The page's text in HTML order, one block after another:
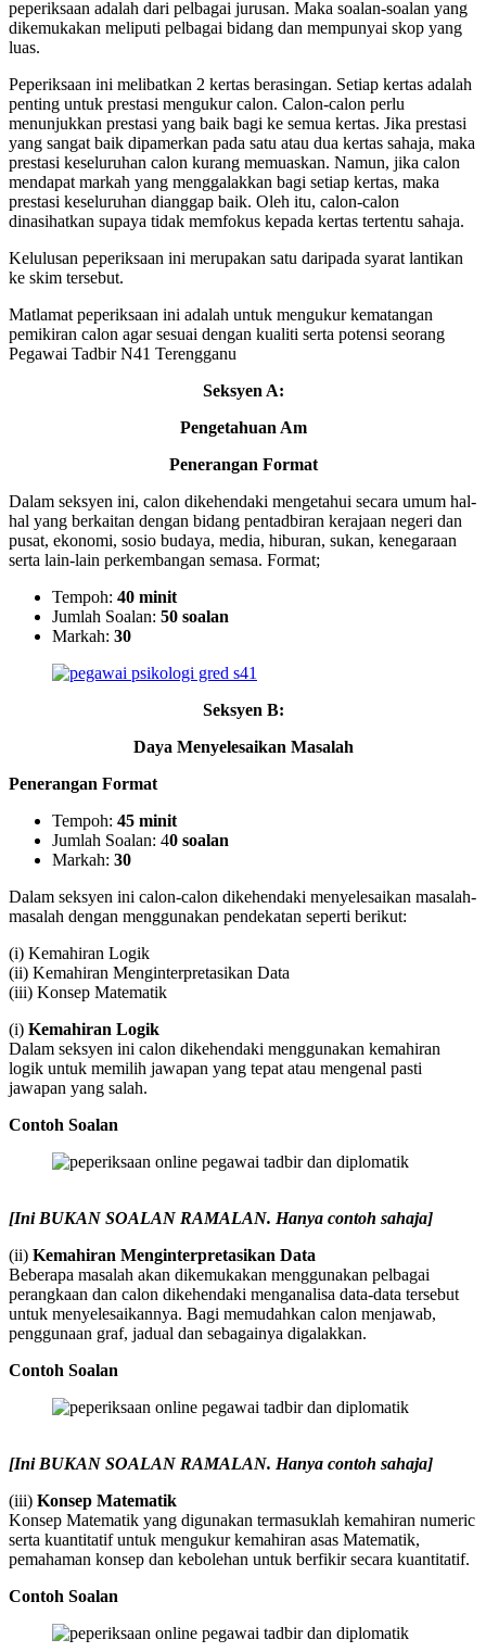
peperiksaan adalah dari pelbagai jurusan. Maka soalan-soalan yang
dikemukakan meliputi pelbagai bidang dan mempunyai skop yang
luas.
Peperiksaan ini melibatkan 2 kertas berasingan. Setiap kertas adalah
penting untuk prestasi mengukur calon. Calon-calon perlu
menunjukkan prestasi yang baik bagi ke semua kertas. Jika prestasi
yang sangat baik dipamerkan pada satu atau dua kertas sahaja, maka
prestasi keseluruhan calon kurang memuaskan. Namun, jika calon
mendapat markah yang menggalakkan bagi setiap kertas, maka
prestasi keseluruhan dianggap baik. Oleh itu, calon-calon
dinasihatkan supaya tidak memfokus kepada kertas tertentu sahaja.
Kelulusan peperiksaan ini merupakan satu daripada syarat lantikan
ke skim tersebut.
Matlamat peperiksaan ini adalah untuk mengukur kematangan
pemikiran calon agar sesuai dengan kualiti serta potensi seorang
Pegawai Tadbir N41 Terengganu
Seksyen A:
Pengetahuan Am
Penerangan Format
Dalam seksyen ini, calon dikehendaki mengetahui secara umum hal-
hal yang berkaitan dengan bidang pentadbiran kerajaan negeri dan
pusat, ekonomi, sosio budaya, media, hiburan, sukan, kenegaraan
serta lain-lain perkembangan semasa. Format;
Tempoh: 40 minit
Jumlah Soalan: 50 soalan
Markah: 30
Seksyen B:
Daya Menyelesaikan Masalah
Penerangan Format
Tempoh: 45 minit
Jumlah Soalan: 40 soalan
Markah: 30
Dalam seksyen ini calon-calon dikehendaki menyelesaikan masalah-
masalah dengan menggunakan pendekatan seperti berikut:
(i) Kemahiran Logik
(ii) Kemahiran Menginterpretasikan Data
(iii) Konsep Matematik
(i) Kemahiran Logik
Dalam seksyen ini calon dikehendaki menggunakan kemahiran
logik untuk memilih jawapan yang tepat atau mengenal pasti
jawapan yang salah.
Contoh Soalan
[Ini BUKAN SOALAN RAMALAN. Hanya contoh sahaja]
(ii) Kemahiran Menginterpretasikan Data
Beberapa masalah akan dikemukakan menggunakan pelbagai
perangkaan dan calon dikehendaki menganalisa data-data tersebut
untuk menyelesaikannya. Bagi memudahkan calon menjawab,
penggunaan graf, jadual dan sebagainya digalakkan.
Contoh Soalan
[Ini BUKAN SOALAN RAMALAN. Hanya contoh sahaja]
(iii) Konsep Matematik
Konsep Matematik yang digunakan termasuklah kemahiran numeric
serta kuantitatif untuk mengukur kemahiran asas Matematik,
pemahaman konsep dan kebolehan untuk berfikir secara kuantitatif.
Contoh Soalan